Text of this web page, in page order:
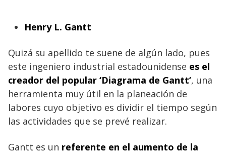
Henry L. Gantt
Quizá su apellido te suene de algún lado, pues
este ingeniero industrial estadounidense es el
creador del popular ‘Diagrama de Gantt’, una
herramienta muy útil en la planeación de
labores cuyo objetivo es dividir el tiempo según
las actividades que se prevé realizar.
Gantt es un referente en el aumento de la